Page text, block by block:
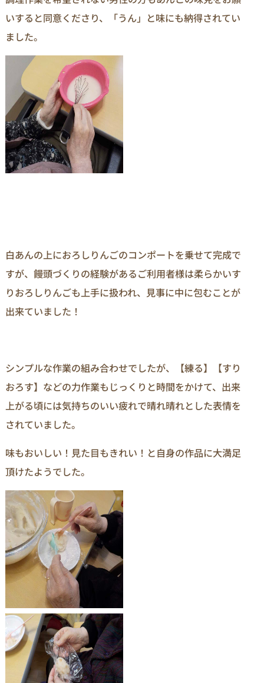
いすると同意くださり、「うん」と味にも納得されてい
ました。
白あんの上におろしりんごのコンポートを乗せて完成で
すが、饅頭づくりの経験があるご利用者様は柔らかいす
りおろしりんごも上手に扱われ、見事に中に包むことが
出来ていました！
シンプルな作業の組み合わせでしたが、【練る】【すり
おろす】などの力作業もじっくりと時間をかけて、出来
上がる頃には気持ちのいい疲れで晴れ晴れとした表情を
されていました。
味もおいしい！見た目もきれい！と自身の作品に大満足
頂けたようでした。